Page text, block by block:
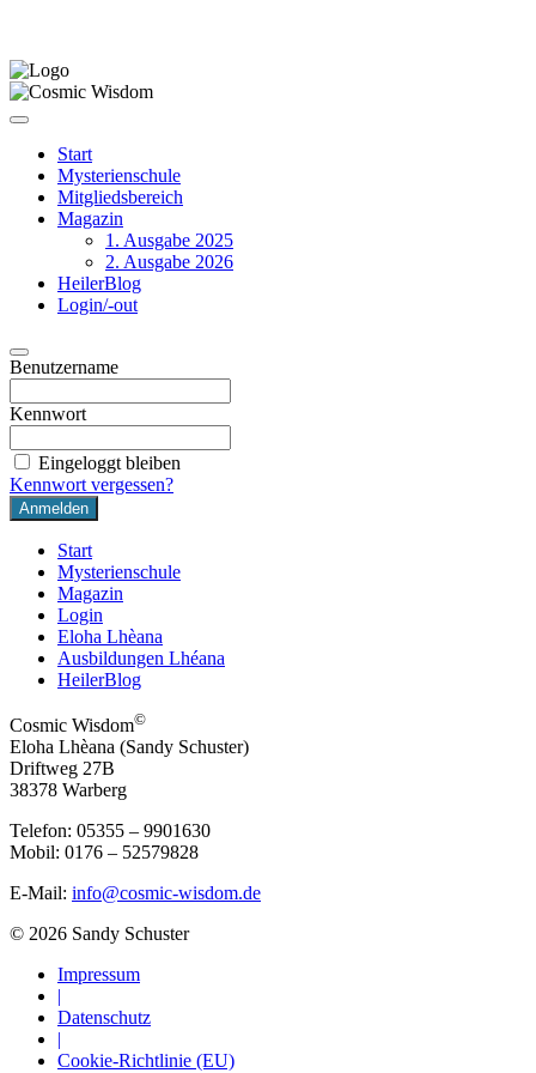
Start
Mysterienschule
Mitgliedsbereich
Magazin
1. Ausgabe 2025
2. Ausgabe 2026
HeilerBlog
Login/-out
Benutzername
Kennwort
Eingeloggt bleiben
Kennwort vergessen?
Start
Mysterienschule
Magazin
Login
Eloha Lhèana
Ausbildungen Lhéana
HeilerBlog
Cosmic Wisdom©
Eloha Lhèana (Sandy Schuster)
Driftweg 27B
38378 Warberg
Telefon: 05355 – 9901630
Mobil: 0176 – 52579828
E-Mail: info@cosmic-wisdom.de
© 2026 Sandy Schuster
Impressum
|
Datenschutz
|
Cookie-Richtlinie (EU)